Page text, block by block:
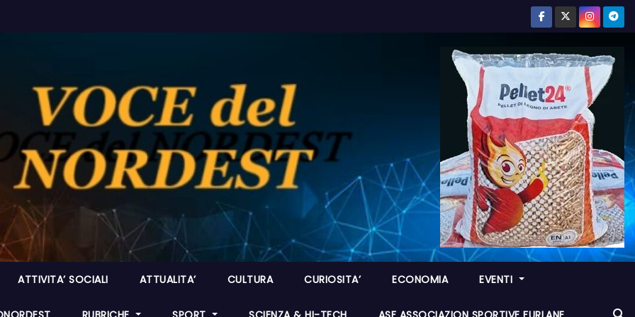
ATTIVITA’ SOCIALI ATTUALITA’ CULTURA CURIOSITA’ ECONOMIA EVENTI